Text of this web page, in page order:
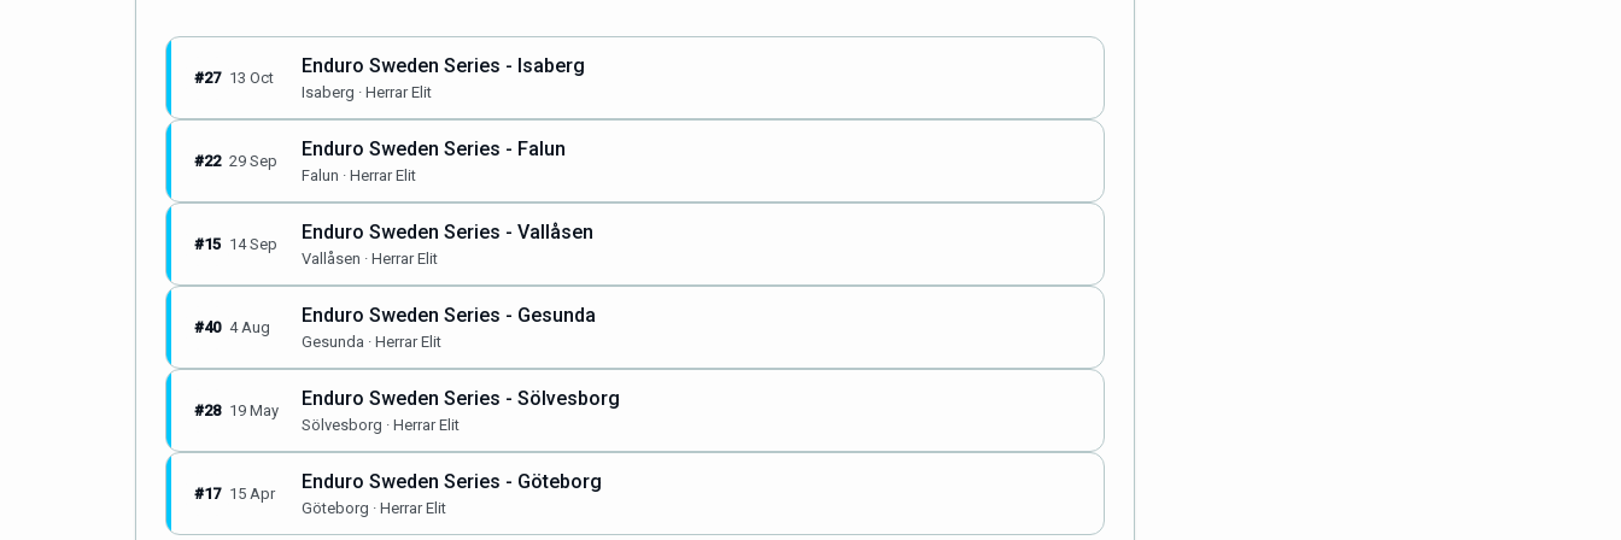
#27 13 Oct
Enduro Sweden Series - Isaberg
Isaberg · Herrar Elit
#22 29 Sep
Enduro Sweden Series - Falun
Falun · Herrar Elit
#15 14 Sep
Enduro Sweden Series - Vallåsen
Vallåsen · Herrar Elit
#40 4 Aug
Enduro Sweden Series - Gesunda
Gesunda · Herrar Elit
#28 19 May
Enduro Sweden Series - Sölvesborg
Sölvesborg · Herrar Elit
#17 15 Apr
Enduro Sweden Series - Göteborg
Göteborg · Herrar Elit